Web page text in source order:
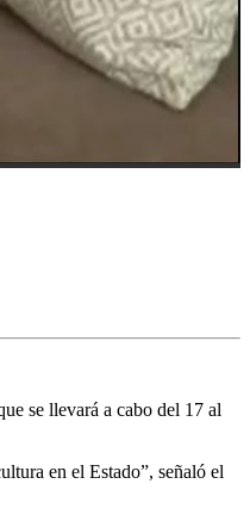
se llevará a cabo del 17 al
en el Estado”, señaló el